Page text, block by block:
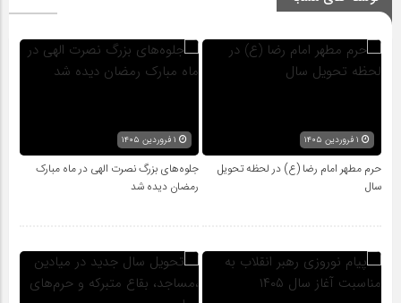
حرم مطهر امام رضا (ع) در لحظه تحویل
سال
جلوه‌های بزرگ نصرت الهی در ماه مبارک
رمضان دیده شد